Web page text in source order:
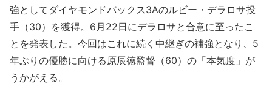
強としてダイヤモンドバックス3Aのルビー・デラロサ投
手（30）を獲得。6月22日にデラロサと合意に至ったこ
とを発表した。今回はこれに続く中継ぎの補強となり、5
年ぶりの優勝に向ける原辰徳監督（60）の「本気度」が
うかがえる。